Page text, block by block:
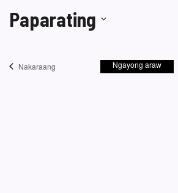
Paparating
petsa.
Nakaraang Ngayong araw